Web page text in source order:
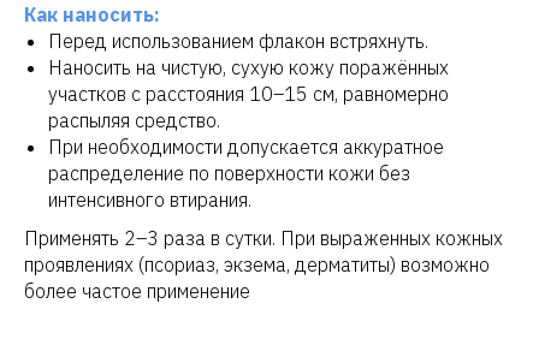
Как наносить:
Перед использованием флакон встряхнуть.
Наносить на чистую, сухую кожу поражённых
участков с расстояния 10–15 см, равномерно
распыляя средство.
При необходимости допускается аккуратное
распределение по поверхности кожи без
интенсивного втирания.
Применять 2–3 раза в сутки. При выраженных кожных
проявлениях (псориаз, экзема, дерматиты) возможно
более частое применение